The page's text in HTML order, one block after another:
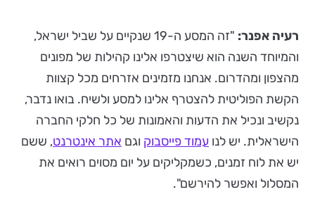
רעיה אפנר:
"זה המסע ה-19 שנקיים על שביל ישראל,
והמיוחד השנה הוא שיצטרפו אלינו קהילות של מפונים
מהצפון ומהדרום. אנחנו מזמינים אזרחים מכל קצוות
הקשת הפוליטית להצטרף אלינו למסע ולשיח. בואו נדבר,
נקשיב ונכיל את הדעות והאמונות של כל חלקי החברה
הישראלית. יש לנו עמוד פייסבוק וגם אתר אינטרנט, ששם
יש את לוח זמנים, כשמקליקים על יום מסוים רואים את
המסלול ואפשר להירשם".